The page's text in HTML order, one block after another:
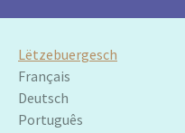
Lëtzebuergesch
Français
Deutsch
Português